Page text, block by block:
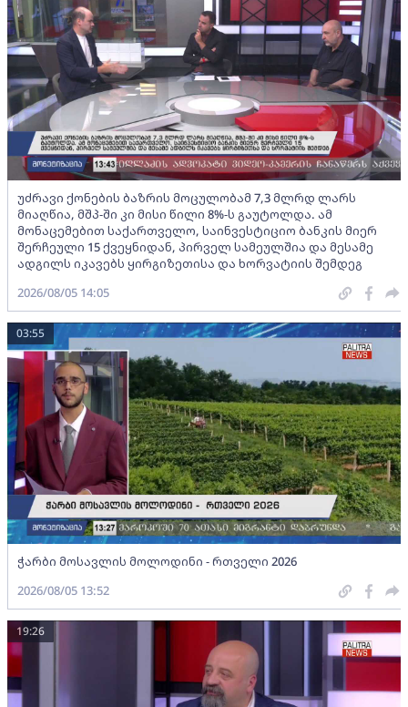
უძრავი ქონების ბაზრის მოცულობამ 7,3 მლრდ ლარს
მიაღწია, მშპ-ში კი მისი წილი 8%-ს გაუტოლდა. ამ
მონაცემებით საქართველო, საინვესტიციო ბანკის მიერ
შერჩეული 15 ქვეყნიდან, პირველ სამეულშია და მესამე
ადგილს იკავებს ყირგიზეთისა და ხორვატიის შემდეგ
2026/08/05 14:05
ჭარბი მოსავლის მოლოდინი - რთველი 2026
03:55
2026/08/05 13:52
19:26